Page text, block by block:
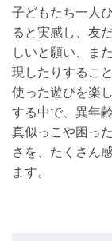
子どもたち一人
ると実感し、友
しいと願い、ま
現したりするこ
使った遊びを楽
する中で、異年
真似っこや困っ
さを、たくさん
ます。